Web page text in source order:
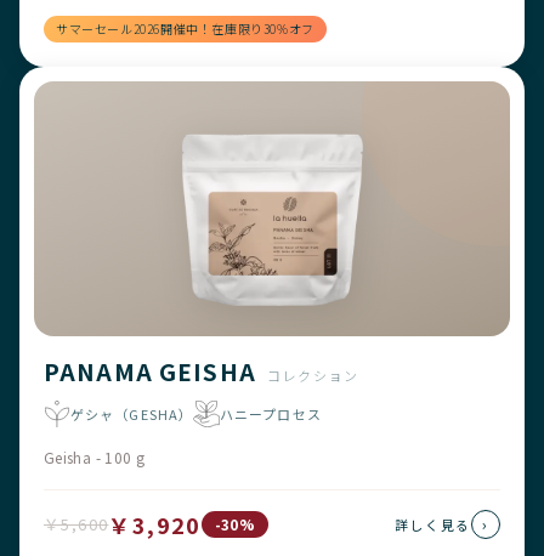
サマーセール2026開催中！在庫限り30%オフ
PANAMA GEISHA
コレクション
ゲシャ（GESHA）
ハニープロセス
Geisha - 100 g
￥5,600￥3,920 -30% 詳しく見る ›